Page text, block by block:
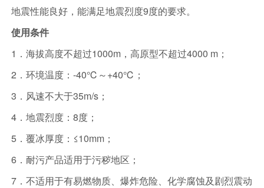
地震性能良好，能满足地震烈度9度的要求。
使用条件
1．海拔高度不超过1000m，高原型不超过4000 m；
2．环境温度：-40℃～+40℃；
3．风速不大于35m/s；
4．地震烈度：8度；
5．覆冰厚度：≤10mm；
6．耐污产品适用于污秽地区；
7．不适用于有易燃物质、爆炸危险、化学腐蚀及剧烈震动